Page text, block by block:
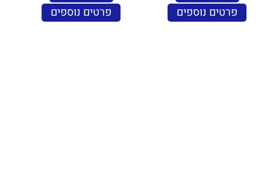
פרטים נוספים פרטים נוספים